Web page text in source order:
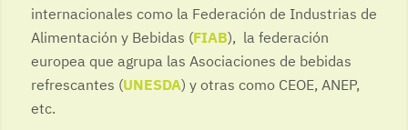
internacionales como la Federación de Industrias de
Alimentación y Bebidas (FIAB), la federación
europea que agrupa las Asociaciones de bebidas
refrescantes (UNESDA) y otras como CEOE, ANEP,
etc.